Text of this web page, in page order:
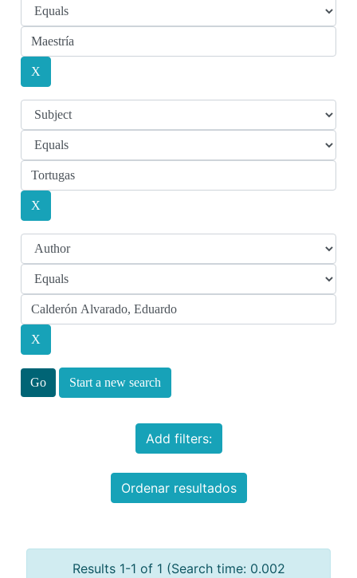
Start a new search
Add filters:
Ordenar resultados
Results 1-1 of 1 (Search time: 0.002